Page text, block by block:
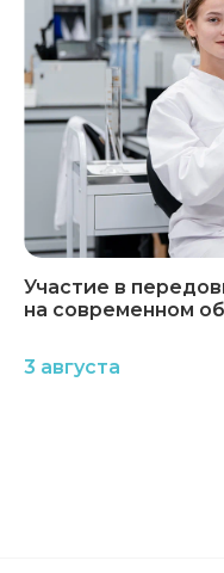
Участие в
на современном
3 августа